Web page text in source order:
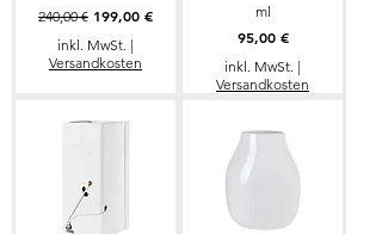
Standardpreis
240,00 € Sale-Preis
199,00 €
inkl. MwSt. |
Versandkosten
ml
Preis
95,00 €
inkl. MwSt. |
Versandkosten